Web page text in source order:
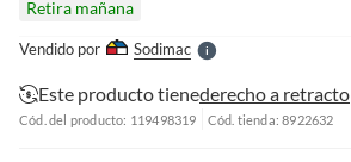
Retira mañana
Vendido por SodimacS
Este producto tienederecho a retracto
Cód. del producto: 119498319 Cód. tienda: 8922632